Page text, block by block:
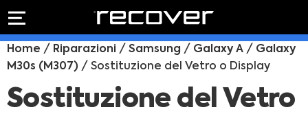
Preventivo online
PREVENTIVO RIPARAZIONE
PREVENTIVO
Preventivo
RIPARAZIONE
IPHONE
Riparazione
schermo
Home / Riparazioni / Samsung / Galaxy A / Galaxy
M30s (M307) / Sostituzione del Vetro o Display
Sostituzione del Vetro